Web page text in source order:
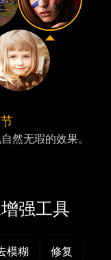
然无瑕的效果。
强工具
模糊 修复